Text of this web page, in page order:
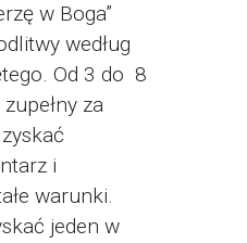
w Boga”
według
Od 3 do 8
za
i
warunki.
jeden w